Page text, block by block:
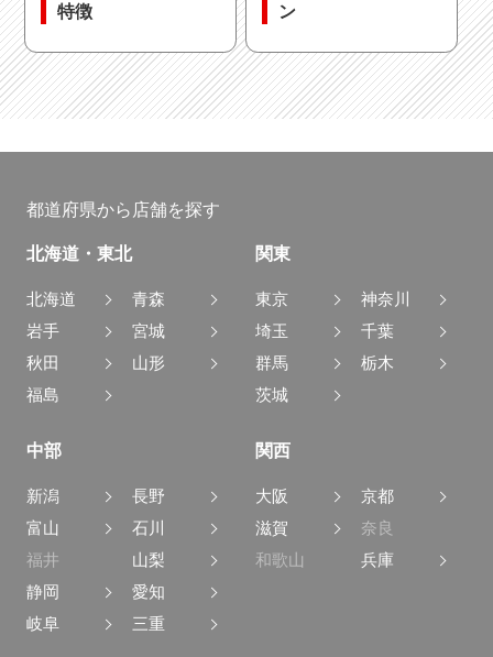
特徴
ン
都道府県から店舗を探す
北海道・東北
北海道
青森
岩手
宮城
秋田
山形
福島
関東
東京
神奈川
埼玉
千葉
群馬
栃木
茨城
中部
新潟
長野
富山
石川
福井
山梨
静岡
愛知
岐阜
三重
関西
大阪
京都
滋賀
奈良
和歌山
兵庫